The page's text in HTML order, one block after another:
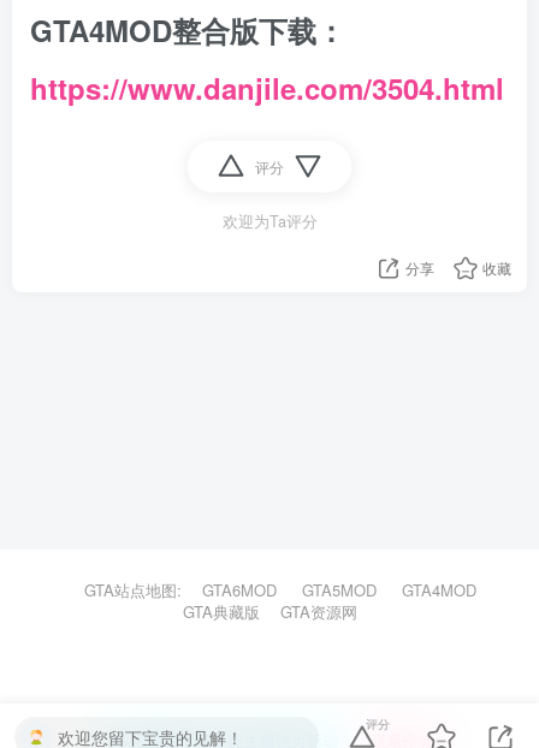
GTA4MOD整合版下载：
https://www.danjile.com/3504.html
评分
欢迎为Ta评分
分享 收藏
GTA站点地图: GTA6MOD GTA5MOD
GTA4MOD
GTA典藏版
GTA资源网
欢迎您留下宝贵的见解！
评分
本站主题由Zibll子比主题强力驱动 联系作者